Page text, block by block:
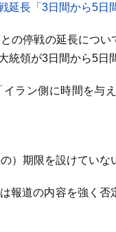
延長「3日間から5
の停戦の延長につ
統領が3日間から5日
ラン側に時間を与
）期限を設けていな
報道の内容を強く